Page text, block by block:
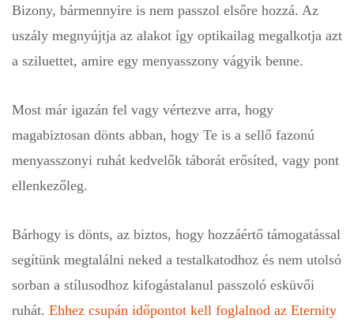
Bizony, bármennyire is nem passzol elsőre hozzá. Az
uszály megnyújtja az alakot így optikailag megalkotja azt
a sziluettet, amire egy menyasszony vágyik benne.
Most már igazán fel vagy vértezve arra, hogy
magabiztosan dönts abban, hogy Te is a sellő fazonú
menyasszonyi ruhát kedvelők táborát erősíted, vagy pont
ellenkezőleg.
Bárhogy is dönts, az biztos, hogy hozzáértő támogatással
segítünk megtalálni neked a testalkatodhoz és nem utolsó
sorban a stílusodhoz kifogástalanul passzoló esküvői
ruhát. Ehhez csupán időpontot kell foglalnod az Eternity